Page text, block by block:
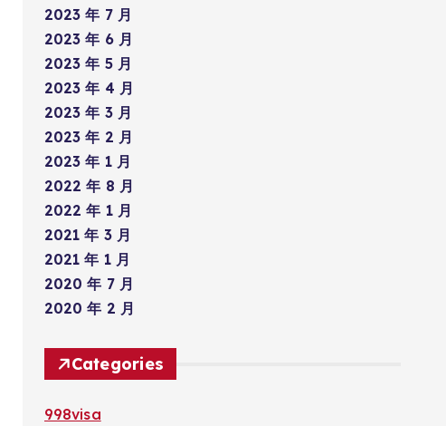
2023 年 7 月
2023 年 6 月
2023 年 5 月
2023 年 4 月
2023 年 3 月
2023 年 2 月
2023 年 1 月
2022 年 8 月
2022 年 1 月
2021 年 3 月
2021 年 1 月
2020 年 7 月
2020 年 2 月
Categories
998visa